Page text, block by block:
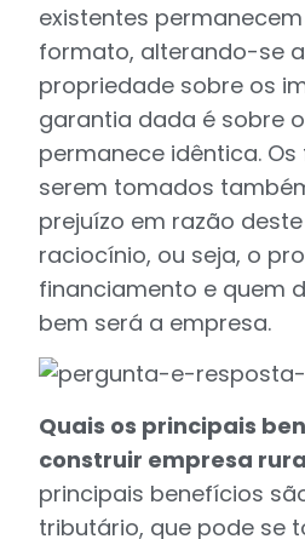
existentes
formato, alterando-se
propriedade sobre os
garantia dada é sobre
permanece idêntica.
serem tomados
prejuízo em razão
raciocínio, ou seja, o
financiamento e quem
bem será a empresa.
Quais os principais
construir empresa
principais benefícios
tributário, que pode se